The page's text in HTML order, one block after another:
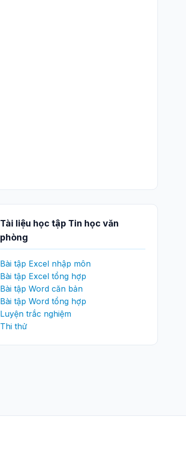
Tài liệu học tập Tin học văn
phòng
Bài tập Excel nhập môn
Bài tập Excel tổng hợp
Bài tập Word căn bản
Bài tập Word tổng hợp
Luyện trắc nghiệm
Thi thử